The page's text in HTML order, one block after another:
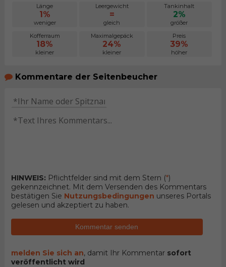
Länge
1%
weniger
Leergewicht
=
gleich
Tankinhalt
2%
größer
Kofferraum
18%
kleiner
Maximalgepäck
24%
kleiner
Preis
39%
höher
Kommentare der Seitenbeucher
HINWEIS: Pflichtfelder sind mit dem Stern (*)
gekennzeichnet. Mit dem Versenden des Kommentars
bestätigen Sie Nutzungsbedingungen unseres Portals
gelesen und akzeptiert zu haben.
Kommentar senden
melden Sie sich an, damit Ihr Kommentar sofort
veröffentlicht wird